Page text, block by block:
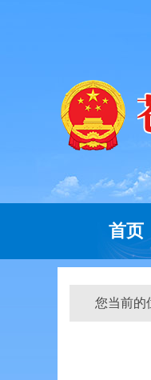
首页
您当前的